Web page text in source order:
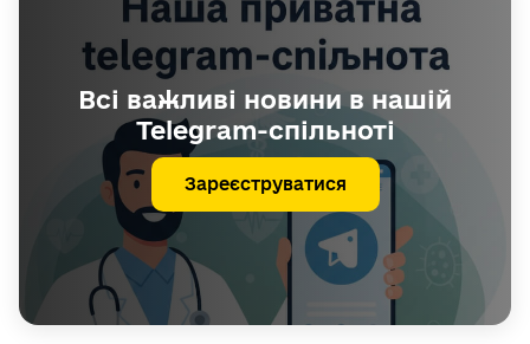
Всі важливі новини в нашій
Telegram-спільноті
Зареєструватися